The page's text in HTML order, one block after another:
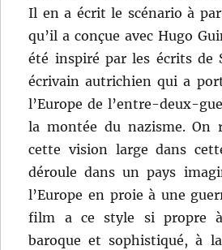
Il en a écrit le scénario à
qu’il a conçue avec Hugo
été inspiré par les écrits de
écrivain autrichien qui a
l’Europe de l’entre-deux-
la montée du nazisme. On
cette vision large dans
déroule dans un pays
l’Europe en proie à une
film a ce style si propre à
baroque et sophistiqué, à